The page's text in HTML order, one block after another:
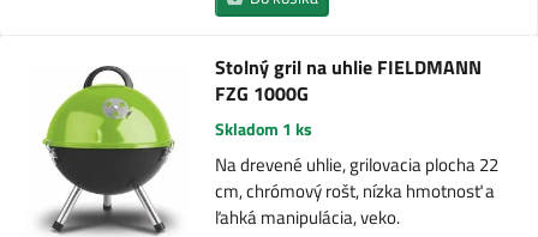
Stolný gril na uhlie FIELDMANN
FZG 1000G
Skladom 1 ks
Na drevené uhlie, grilovacia plocha 22
cm, chrómový rošt, nízka hmotnosť a
ľahká manipulácia, veko.